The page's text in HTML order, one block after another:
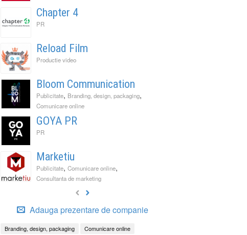
Chapter 4
PR
Reload Film
Productie video
Bloom Communication
Publicitate, Branding, design, packaging,
Comunicare online
GOYA PR
PR
Marketiu
Publicitate, Comunicare online,
Consultanta de marketing
Adauga prezentare de companie
Branding, design, packaging
Comunicare online